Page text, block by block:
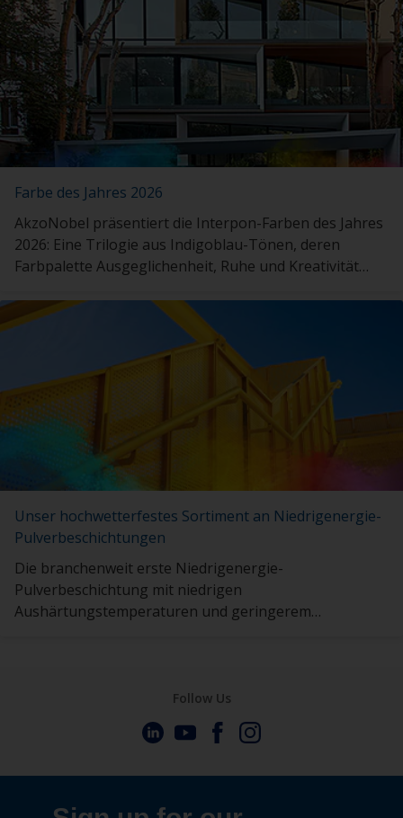
Farbe des Jahres 2026
AkzoNobel präsentiert die Interpon-Farben des Jahres
2026: Eine Trilogie aus Indigoblau-Tönen, deren
Farbpalette Ausgeglichenheit, Ruhe und Kreativität
Unser hochwetterfestes Sortiment an Niedrigenergie-
Pulverbeschichtungen
Die branchenweit erste Niedrigenergie-
Pulverbeschichtung mit niedrigen
Aushärtungstemperaturen und geringerem
Follow Us